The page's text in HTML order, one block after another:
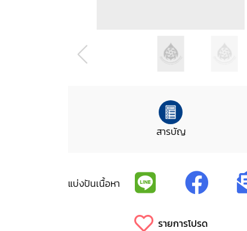
สารบัญ
แบ่งปันเนื้อหา
รายการโปรด